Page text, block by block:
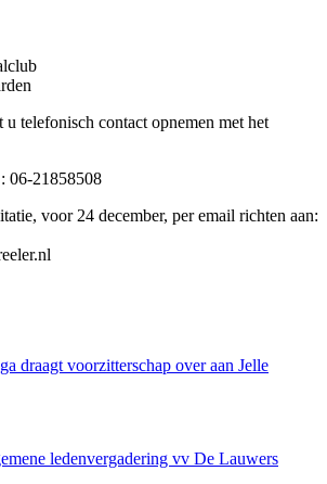
telefonisch contact opnemen met het
06-21858508
voor 24 december, per email richten aan:
draagt voorzitterschap over aan Jelle
ledenvergadering vv De Lauwers